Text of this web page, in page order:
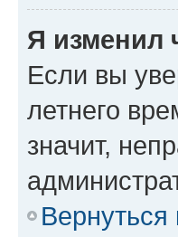
Я изменил
Если вы
летнего
значит,
Вернуться